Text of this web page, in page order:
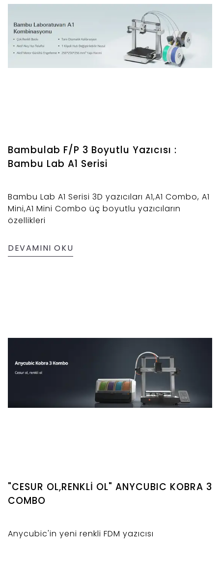
Bambulab F/P 3 Boyutlu Yazıcısı :
Bambu Lab A1 Serisi
Bambu Lab A1 Serisi 3D yazıcıları A1,A1 Combo, A1
Mini,A1 Mini Combo üç boyutlu yazıcıların
özellikleri
DEVAMINI OKU
"CESUR OL,RENKLİ OL" ANYCUBIC KOBRA 3
COMBO
Anycubic'in yeni renkli FDM yazıcısı